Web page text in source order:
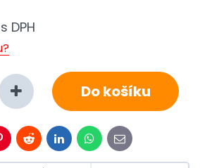
s DPH
Do košíku
RedditLinkedInWhatsApp
E-
mail